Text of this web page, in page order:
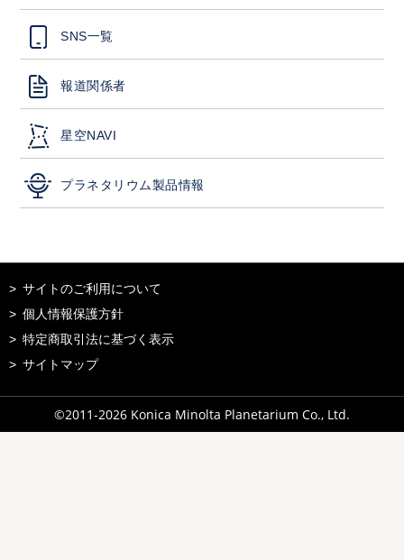
SNS一覧
報道関係者
星空NAVI
プラネタリウム製品情報
サイトのご利用について
個人情報保護方針
特定商取引法に基づく表示
サイトマップ
©2011-2026 Konica Minolta Planetarium Co., Ltd.